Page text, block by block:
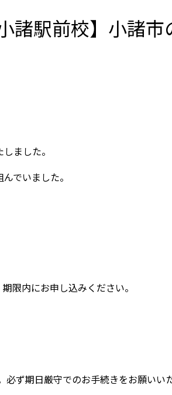
諸駅前校】小諸市
ました。
でいました。
限内にお申し込みください。
ず期日厳守でのお手続きをお願いい